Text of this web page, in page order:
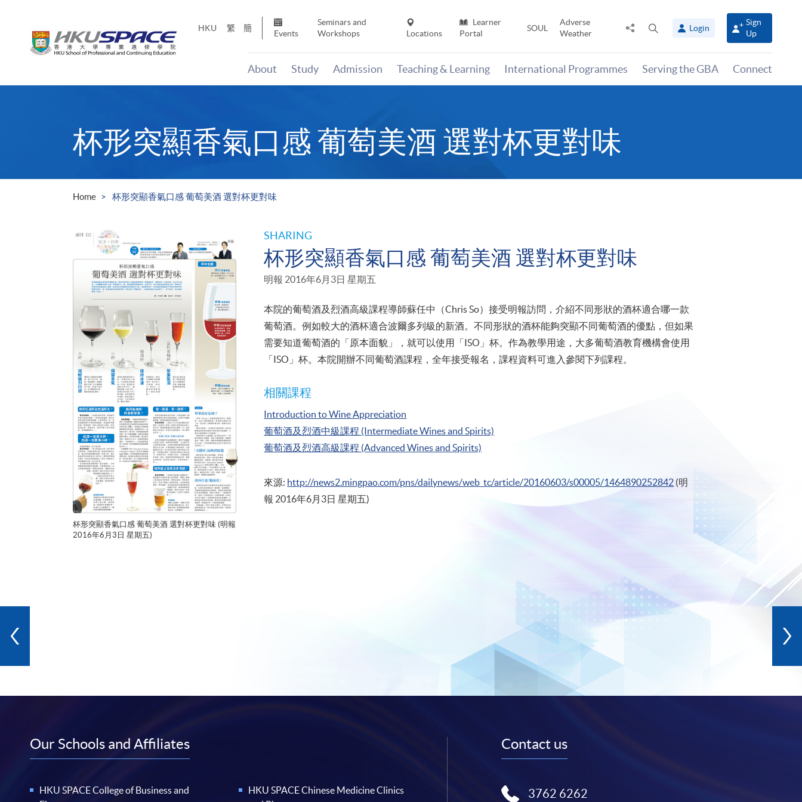
HKU 繁 簡
Events
Seminars and
Workshops
Locations
Learner
Portal
SOUL
Adverse
Weather
Share
panel
Login
Sign
Up
About Study Admission Teaching & Learning International Programmes Serving the GBA Connect
杯形突顯香氣口感 葡萄美酒 選對杯更對味
Home 杯形突顯香氣口感 葡萄美酒 選對杯更對味
SHARING
杯形突顯香氣口感 葡萄美酒 選對杯更對味
明報 2016年6月3日 星期五
本院的葡萄酒及烈酒高級課程導師蘇任中（Chris So）接受明報訪問，介紹不同形狀的酒杯適合哪一款
葡萄酒。例如較大的酒杯適合波爾多列級的新酒。不同形狀的酒杯能夠突顯不同葡萄酒的優點，但如果
需要知道葡萄酒的「原本面貌」，就可以使用「ISO」杯。作為教學用途，大多葡萄酒教育機構會使用
「ISO」杯。本院開辦不同葡萄酒課程，全年接受報名，課程資料可進入參閱下列課程。
相關課程
Introduction to Wine Appreciation
葡萄酒及烈酒中級課程 (Intermediate Wines and Spirits)
葡萄酒及烈酒高級課程 (Advanced Wines and Spirits)
來源: http://news2.mingpao.com/pns/dailynews/web_tc/article/20160603/s00005/1464890252842 (明
報 2016年6月3日 星期五)
杯形突顯香氣口感 葡萄美酒 選對杯更對味 (明報
2016年6月3日 星期五)
Our Schools and Affiliates
HKU SPACE College of Business and
HKU SPACE Chinese Medicine Clinics
Contact us
3762 6262